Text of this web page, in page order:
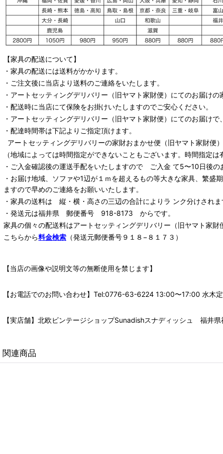
【家具の配送について】
・家具の配送には送料がかかります。
・ご注文後に当店より送料のご連絡をいたします。
・ アートセッティングデリバリー （旧ヤマト家財便） にてのお届けの
・配送時に当店にて保険をお掛けいたしますのでご安心ください。
・ アートセッティングデリバリー （旧ヤマト家財便） にてのお届けで
・配達時間帯は下記よりご指定頂けます。
アートセッティングデリバリーの家財おまかせ便 （旧ヤマト家財便
（地域によっては時間指定ができないこともございます。時間指定
・ご入金確認後の運送手配をいたしますので ご入金 て5〜10日後の
・お届け地域、ソファや1辺が１ｍを超えるもの等大きな家具、繁
ますので早めのご連絡をお願いいたします。
・家具の送料は 縦・横・高さの三辺の合計によりラ ンク分けされま
・発送元は福井県 郵便番号 918-8173 からです。
家具の個々の配送料はアートセッティングデリバリー （旧ヤマト家財
こちらから料金検索 （発送元郵便番号９１８−８１７３）
【当店の画像や説明文等の無断使用を禁じます】
【お電話でのお問い合わせ】Tel:0776-63-6224 13:00〜17:00 水木
【実店舗】北欧ビンテージショップSunadishスナディッシュ 福井
関連商品